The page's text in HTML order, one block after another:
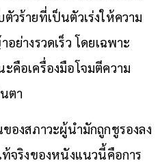
วร้ายที่เป็นตัวเร่งให้ความ
ย่างรวดเร็ว โดยเฉพาะ
คือเครื่องมือโจมตีความ
ตา
องสภาวะผู้นำมักถูกชูรองลง
จริงของหนังแนวนี้คือการ